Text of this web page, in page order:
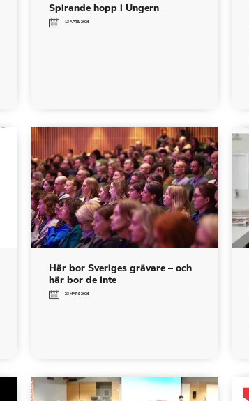
Spirande hopp i Ungern
13 APRIL 2026
Här bor Sveriges grävare – och
här bor de inte
23 MARS 2026